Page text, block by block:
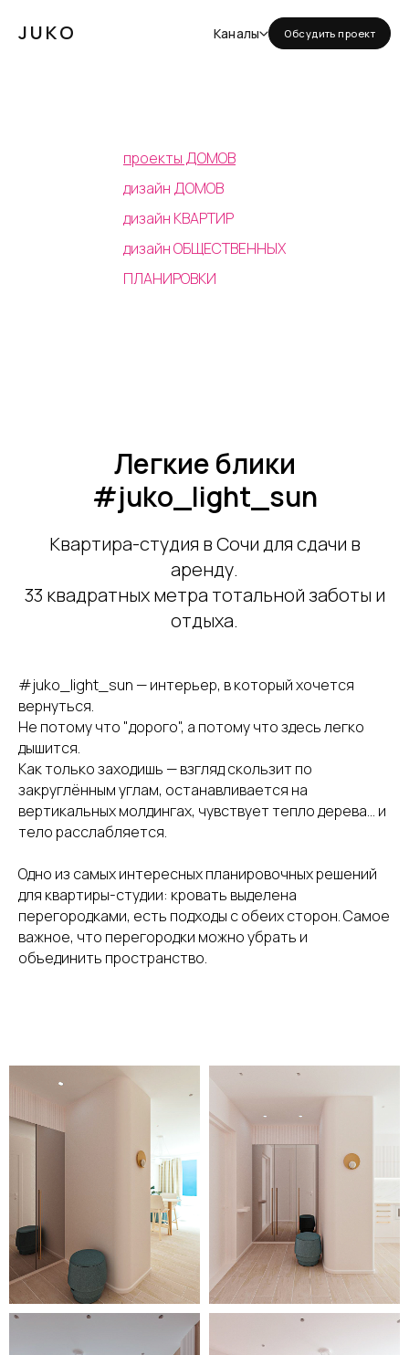
JUKO Каналы Обсудить проект
проекты ДОМОВ
дизайн ДОМОВ
дизайн КВАРТИР
дизайн ОБЩЕСТВЕННЫХ
ПЛАНИРОВКИ
Легкие блики
#juko_light_sun
Квартира-студия в Сочи для сдачи в
аренду.
33 квадратных метра тотальной заботы и
отдыха.
#juko_light_sun — интерьер, в который хочется
вернуться.
Не потому что "дорого", а потому что здесь легко
дышится.
Как только заходишь — взгляд скользит по
закруглённым углам, останавливается на
вертикальных молдингах, чувствует тепло дерева… и
тело расслабляется.
Одно из самых интересных планировочных решений
для квартиры-студии: кровать выделена
перегородками, есть подходы с обеих сторон. Самое
важное, что перегородки можно убрать и
объединить пространство.